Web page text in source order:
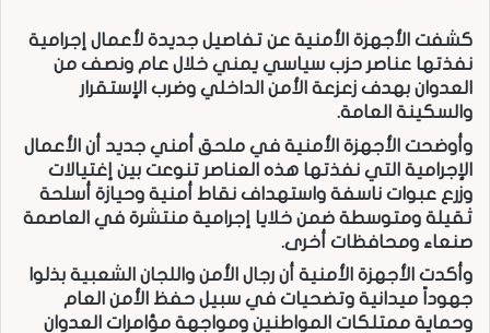
كشفت الأجهزة الأمنية عن تفاصيل جديدة لأعمال إجرامية
نفذتها عناصر حزب سياسي يمني خلال عام ونصف من
العدوان بهدف زعزعة الأمن الداخلي وضرب الإستقرار
والسكينة العامة.
وأوضحت الأجهزة الأمنية في ملحق أمني جديد أن الأعمال
الإجرامية التي نفذتها هذه العناصر تنوعت بين إغتيالات
وزرع عبوات ناسفة واستهداف نقاط أمنية وحيازة أسلحة
ثقيلة ومتوسطة ضمن خلايا إجرامية منتشرة في العاصمة
صنعاء ومحافظات أخرى.
وأكدت الأجهزة الأمنية أن رجال الأمن واللجان الشعبية بذلوا
جهوداً ميدانية وتضحيات في سبيل حفظ الأمن العام
وحماية ممتلكات المواطنين ومواجهة مؤامرات العدوان